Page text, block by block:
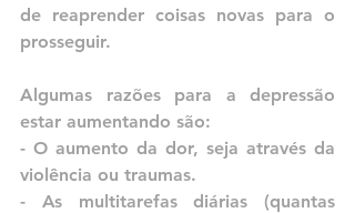
de reaprender coisas novas para o
prosseguir.
Algumas razões para a depressão
estar aumentando são:
- O aumento da dor, seja através da
violência ou traumas.
- As multitarefas diárias (quantas